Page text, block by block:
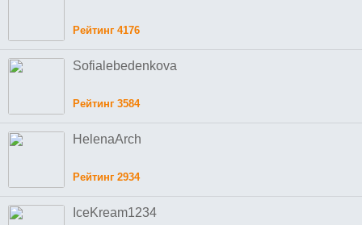
Рейтинг 4176
Sofialebedenkova
Рейтинг 3584
HelenaArch
Рейтинг 2934
IceKream1234